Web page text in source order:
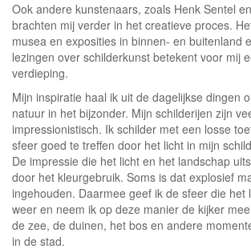
Ook andere kunstenaars, zoals Henk Sentel
brachten mij verder in het creatieve proces.
musea en exposities in binnen- en buitenland
lezingen over schilderkunst betekent voor mij
verdieping.
Mijn inspiratie haal ik uit de dagelijkse dingen
natuur in het bijzonder. Mijn schilderijen zijn
impressionistisch. Ik schilder met een losse
sfeer goed te treffen door het licht in mijn
De impressie die het licht en het landschap
door het kleurgebruik. Soms is dat explosief
ingehouden. Daarmee geef ik de sfeer die het
weer en neem ik op deze manier de kijker
de zee, de duinen, het bos en andere
in de stad.